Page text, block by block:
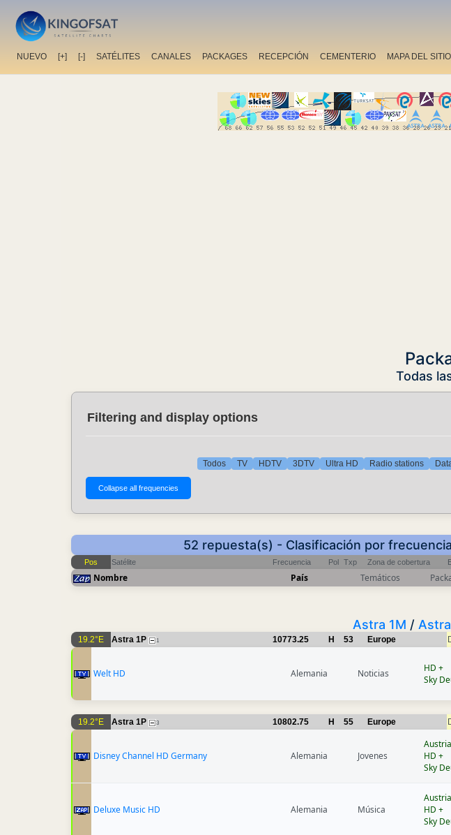
NUEVO [+] [-] SATÉLITES CANALES PACKAGES RECEPCIÓN CEMENTERIO MAPA DEL SITIO
Todas
Filtering and display options
Todos TV HDTV 3DTV Ultra HD Radio stations
52 repuesta(s) - Clasificación por
Pos Satélite Frecuencia Pol Txp Zona de cobertura
Nombre País Temáticos
Astra 1M /
19.2°E Astra 1P 1 10773.25 H 53 Europe
Welt HD Alemania Noticias
HD +
Sky
19.2°E Astra 1P 3 10802.75 H 55 Europe
Disney Channel HD Germany Alemania Jovenes
HD +
Sky
Deluxe Music HD Alemania Música
HD +
Sky